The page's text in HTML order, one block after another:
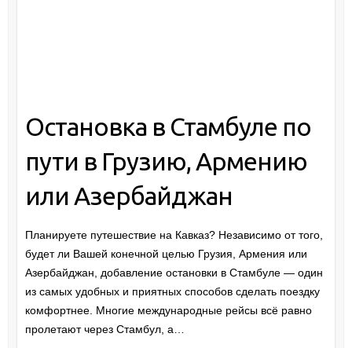
Остановка в Стамбуле по
пути в Грузию, Армению
или Азербайджан
Планируете путешествие на Кавказ? Независимо от того,
будет ли Вашей конечной целью Грузия, Армения или
Азербайджан, добавление остановки в Стамбуле — один
из самых удобных и приятных способов сделать поездку
комфортнее. Многие международные рейсы всё равно
пролетают через Стамбул, а…